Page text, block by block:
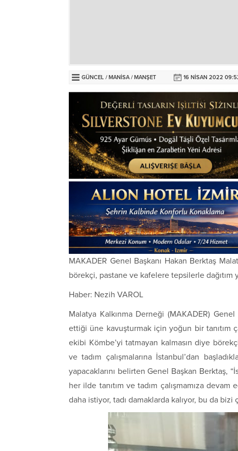
GÜNCEL /MANİSA/MANŞET 16 NISAN 2022
MAKADER Genel Başkanı Hakan Berktaş
börekçi, pastane ve kafelere tepsilerle dağıtım
Haber: Nezih VAROL
Malatya Kalkınma Derneği (MAKADER)
ettiği üne kavuşturmak için yoğun bir tanıtım
ekibi Kömbe’yi tatmayan kalmasın diye
ve tadım çalışmalarına İstanbul’dan
yapacaklarını belirten Genel Başkan Berktaş,
her ilde tanıtım ve tadım çalışmamıza
daha istiyor, tadı damaklarda kalıyor, bu da